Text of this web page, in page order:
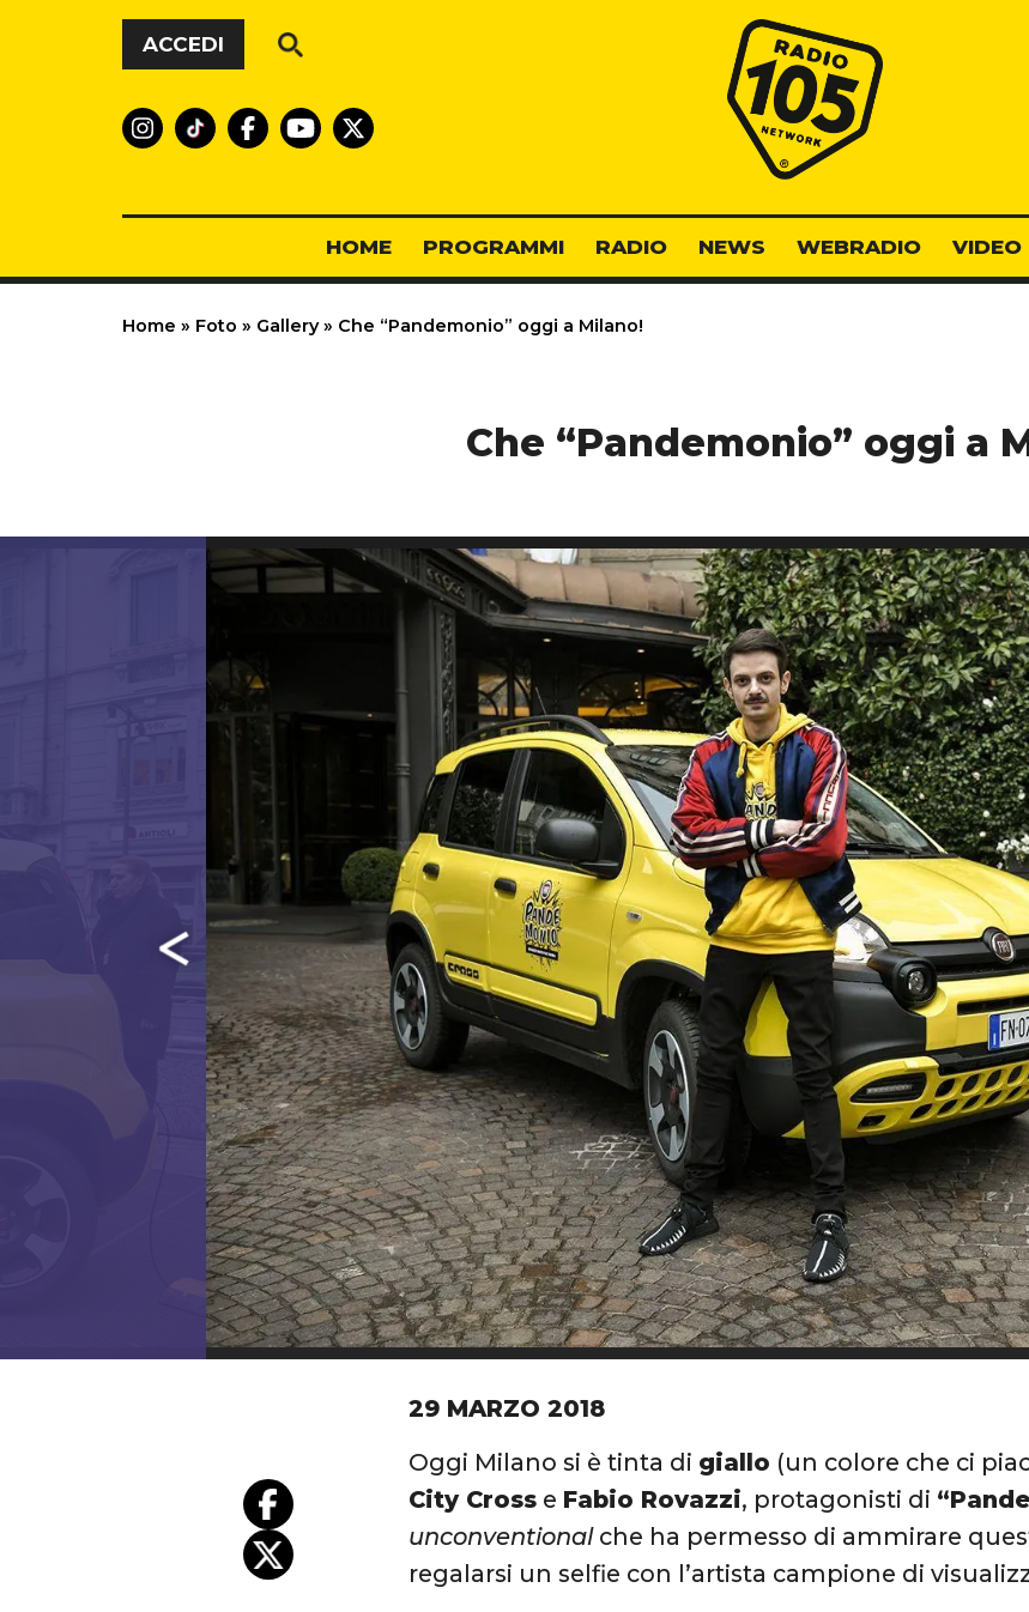
Vai al contenuto
ACCEDI
Radio 105
HOME PROGRAMMI RADIO NEWS WEBRADIO VIDEO
Home » Foto » Gallery » Che “Pandemonio” oggi a Milano!
Che “Pandemonio” oggi a
29 MARZO 2018
Oggi Milano si è tinta di giallo (un colore che ci
City Cross e Fabio Rovazzi, protagonisti di
unconventionalche ha permesso di ammirare
regalarsi un selfie con l’artista campione di